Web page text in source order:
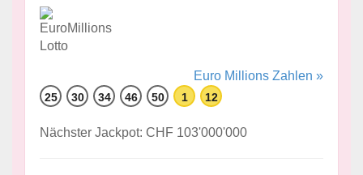
Euro Millions Zahlen »
25 30 34 46 50 1 12
Nächster Jackpot: CHF 103'000'000